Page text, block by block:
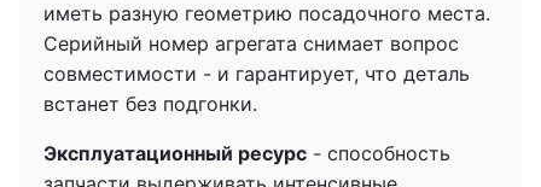
иметь разную геометрию посадочного места.
Серийный номер агрегата снимает вопрос
совместимости - и гарантирует, что деталь
встанет без подгонки.
Эксплуатационный ресурс - способность